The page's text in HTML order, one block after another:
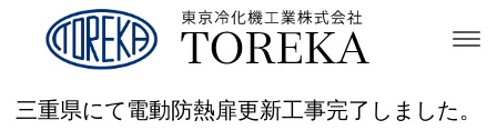
三重県にて電動防熱扉更新工事完了しました。